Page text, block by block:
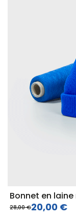
Bonnet en
28,00 €20,00 €